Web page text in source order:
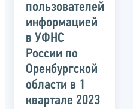
пользователей
информацией
в УФНС
России по
Оренбургской
области в 1
квартале 2023